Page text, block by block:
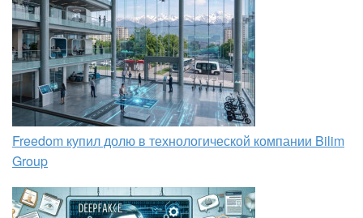
Freedom купил долю в технологической компании Bilim
Group